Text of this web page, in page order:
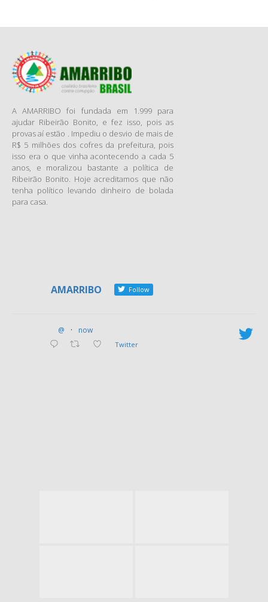
A AMARRIBO foi fundada em 1.999 para
ajudar Ribeirão Bonito, e fez isso, pois as
provas aí estão . Impediu o desvio de mais de
R$ 5 milhões dos cofres da prefeitura, pois
isso era o que vinha acontecendo a cada 5
anos, e moralizou bastante a política de
Ribeirão Bonito. Hoje acreditamos que não
tenha político levando dinheiro de bolada
para casa.
AMARRIBO Follow
@ · now
Twitter